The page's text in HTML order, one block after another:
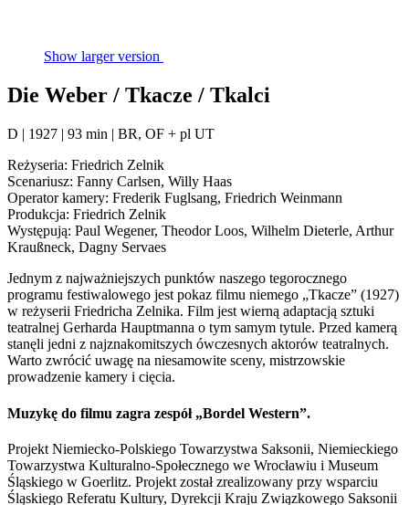
Show larger version
Die Weber / Tkacze / Tkalci
D | 1927 | 93 min | BR, OF + pl UT
Reżyseria: Friedrich Zelnik
Scenariusz: Fanny Carlsen, Willy Haas
Operator kamery: Frederik Fuglsang, Friedrich Weinmann
Produkcja: Friedrich Zelnik
Występują: Paul Wegener, Theodor Loos, Wilhelm Dieterle, Arthur
Kraußneck, Dagny Servaes
Jednym z najważniejszych punktów naszego tegorocznego
programu festiwalowego jest pokaz filmu niemego „Tkacze” (1927)
w reżyserii Friedricha Zelnika. Film jest wierną adaptacją sztuki
teatralnej Gerharda Hauptmanna o tym samym tytule. Przed kamerą
stanęli jedni z najznakomitszych ówczesnych aktorów teatralnych.
Warto zwrócić uwagę na niesamowite sceny, mistrzowskie
prowadzenie kamery i cięcia.
Muzykę do filmu zagra zespół „Bordel Western”.
Projekt Niemiecko-Polskiego Towarzystwa Saksonii, Niemieckiego
Towarzystwa Kulturalno-Społecznego we Wrocławiu i Museum
Śląskiego w Goerlitz. Projekt został zrealizowany przy wsparciu
Śląskiego Referatu Kultury, Dyrekcji Kraju Związkowego Saksonii